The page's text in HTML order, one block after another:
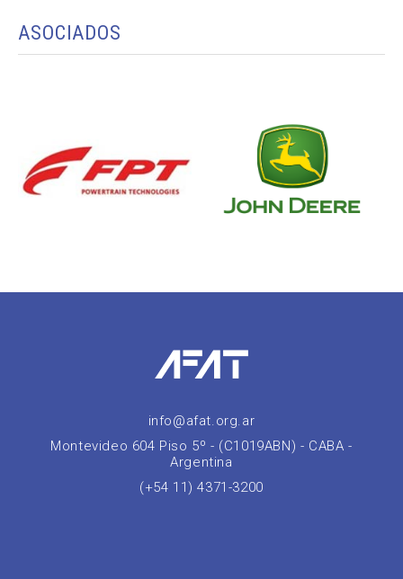
ASOCIADOS
info@afat.org.ar
Montevideo 604 Piso 5º - (C1019ABN) - CABA -
Argentina
(+54 11) 4371-3200